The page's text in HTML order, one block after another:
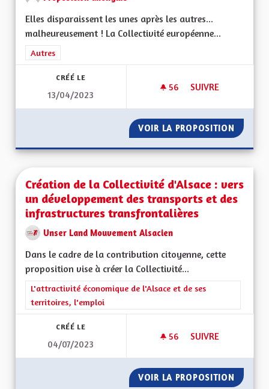
Elles disparaissent les unes après les autres...
malheureusement ! La Collectivité européenne...
Filtrer les résultats de la catégorie : Autres
Autres
CRÉÉ LE
13/04/2023
56 56 ABONNÉS
SUIVRE
VOIR LA PROPOSITION
Création de la Collectivité d'Alsace : vers
un développement des transports et des
infrastructures transfrontalières
Unser Land Mouvement Alsacien
Dans le cadre de la contribution citoyenne, cette
proposition vise à créer la Collectivité...
Filtrer les résultats de la catégorie : L'attractivité
L'attractivité économique de l'Alsace et de ses
territoires, l'emploi
CRÉÉ LE
04/07/2023
56 56 ABONNÉS
SUIVRE
VOIR LA PROPOSITION